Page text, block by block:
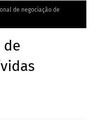
de negociação de